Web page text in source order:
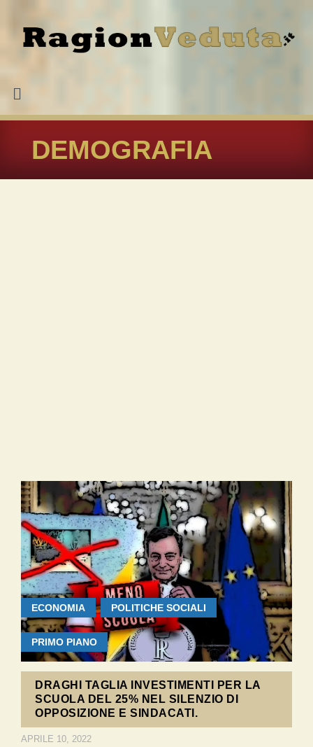
DEMOGRAFIA
ECONOMIA POLITICHE SOCIALI
PRIMO PIANO
DRAGHI TAGLIA INVESTIMENTI PER LA
SCUOLA DEL 25% NEL SILENZIO DI
OPPOSIZIONE E SINDACATI.
APRILE 10, 2022